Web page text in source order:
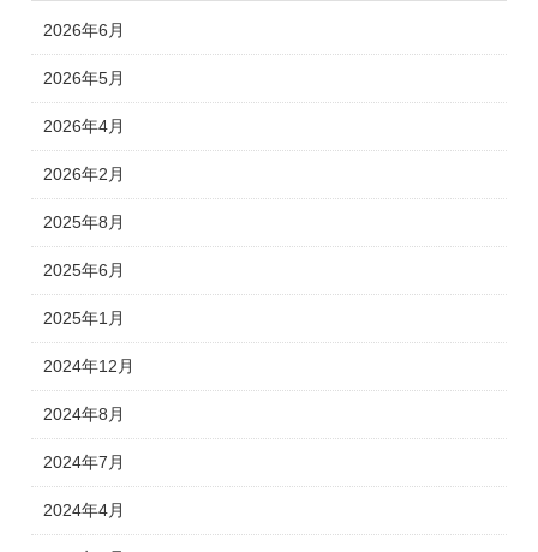
2026年6月
2026年5月
2026年4月
2026年2月
2025年8月
2025年6月
2025年1月
2024年12月
2024年8月
2024年7月
2024年4月